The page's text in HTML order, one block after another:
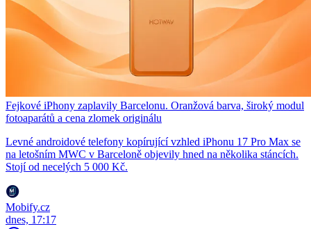
Fejkové iPhony zaplavily Barcelonu. Oranžová barva, široký modul
fotoaparátů a cena zlomek originálu
Levné androidové telefony kopírující vzhled iPhonu 17 Pro Max se
na letošním MWC v Barceloně objevily hned na několika stáncích.
Stojí od necelých 5 000 Kč.
Mobify.cz
dnes, 17:17